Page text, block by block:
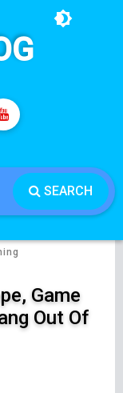
SEARCH
Game
Out Of